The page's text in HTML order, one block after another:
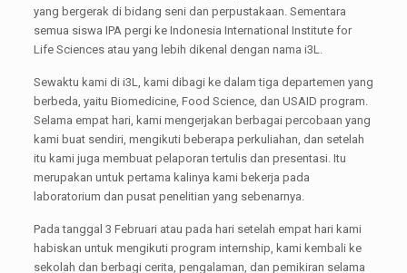
yang bergerak di bidang seni dan perpustakaan. Sementara
semua siswa IPA pergi ke Indonesia International Institute for
Life Sciences atau yang lebih dikenal dengan nama i3L.
Sewaktu kami di i3L, kami dibagi ke dalam tiga departemen yang
berbeda, yaitu Biomedicine, Food Science, dan USAID program.
Selama empat hari, kami mengerjakan berbagai percobaan yang
kami buat sendiri, mengikuti beberapa perkuliahan, dan setelah
itu kami juga membuat pelaporan tertulis dan presentasi. Itu
merupakan untuk pertama kalinya kami bekerja pada
laboratorium dan pusat penelitian yang sebenarnya.
Pada tanggal 3 Februari atau pada hari setelah empat hari kami
habiskan untuk mengikuti program internship, kami kembali ke
sekolah dan berbagi cerita, pengalaman, dan pemikiran selama